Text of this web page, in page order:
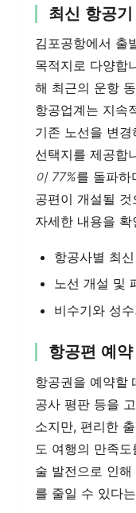
최신 항공
김포공항에서 출
목적지로 다양합
해 최근의 운항
항공업계는 지속
기존 노선을 변
선택지를 제공합
이 77%를 돌파하
공편이 개설될
자세한 내용을
항공사별 최
노선 개설 및
비수기와 성
항공편 예
항공권을 예약할
공사 평판 등을
소지만, 편리한
도 여행의 만족
술 발전으로 인해
를 줄일 수 있다